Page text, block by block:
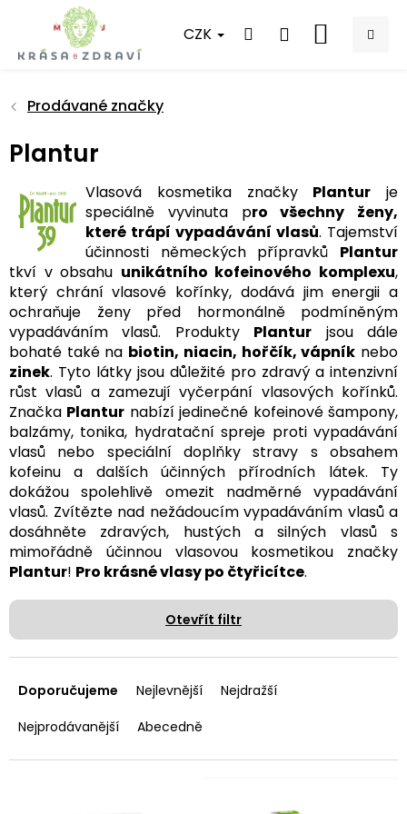
obsah
CZK
NÁKUPNÍ
Prodávané značky
Plantur
Vlasová kosmetika značky Plantur je
speciálně vyvinuta pro všechny ženy,
které trápí vypadávání vlasů. Tajemství
účinnosti německých přípravků Plantur
tkví v obsahu unikátního kofeinového komplexu,
který chrání vlasové kořínky, dodává jim energii a
ochraňuje ženy před hormonálně podmíněným
vypadáváním vlasů. Produkty Plantur jsou dále
bohaté také na biotin, niacin, hořčík, vápník nebo
zinek. Tyto látky jsou důležité pro zdravý a intenzivní
růst vlasů a zamezují vyčerpání vlasových kořínků.
Značka Plantur nabízí jedinečné kofeinové šampony,
balzámy, tonika, hydratační spreje proti vypadávání
vlasů nebo speciální doplňky stravy s obsahem
kofeinu a dalších účinných přírodních látek. Ty
dokážou spolehlivě omezit nadměrné vypadávání
vlasů. Zvítězte nad nežádoucím vypadáváním vlasů a
dosáhněte zdravých, hustých a silných vlasů s
mimořádně účinnou vlasovou kosmetikou značky
Plantur! Pro krásné vlasy po čtyřicítce.
Otevřít filtr
a
e
í
Doporučujeme Nejlevnější
Nejdražší
Nejprodávanější
Abecedně